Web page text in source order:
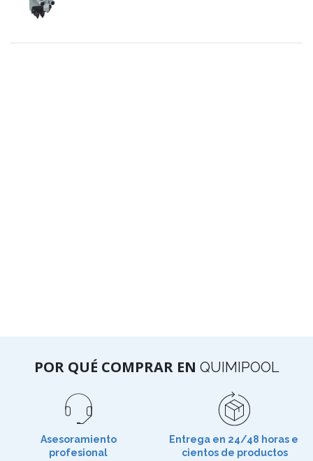
POR QUÉ COMPRAR EN QUIMIPOOL
Asesoramiento
profesional
Entrega en 24/48 horas e
cientos de productos